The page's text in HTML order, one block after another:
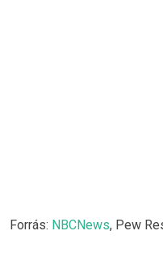
Forrás: NBCNews, Pew